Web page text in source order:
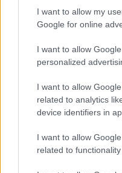
I want to allow my
Google for online
I want to allow
personalized
I want to allow
related to analytics
device identifiers in
I want to allow
related to
Borse europee in